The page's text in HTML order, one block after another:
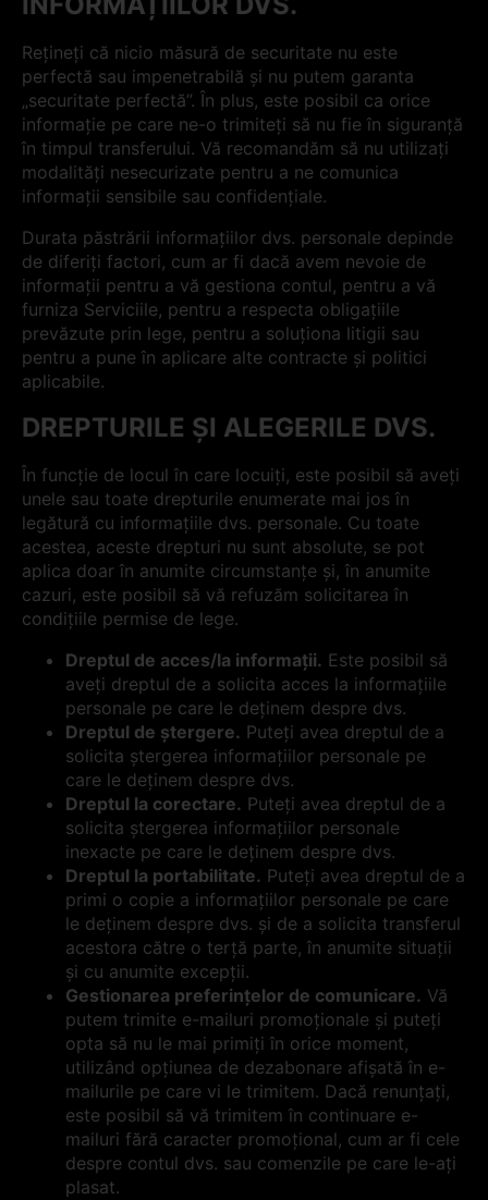
Rețineți că nicio măsură de securitate nu este
perfectă sau impenetrabilă și nu putem garanta
„securitate perfectă”. În plus, este posibil ca orice
informație pe care ne-o trimiteți să nu fie în siguranță
în timpul transferului. Vă recomandăm să nu utilizați
modalități nesecurizate pentru a ne comunica
informații sensibile sau confidențiale.
Durata păstrării informațiilor dvs. personale depinde
de diferiți factori, cum ar fi dacă avem nevoie de
informații pentru a vă gestiona contul, pentru a vă
furniza Serviciile, pentru a respecta obligațiile
prevăzute prin lege, pentru a soluționa litigii sau
pentru a pune în aplicare alte contracte și politici
aplicabile.
DREPTURILE ȘI ALEGERILE DVS.
În funcție de locul în care locuiți, este posibil să aveți
unele sau toate drepturile enumerate mai jos în
legătură cu informațiile dvs. personale. Cu toate
acestea, aceste drepturi nu sunt absolute, se pot
aplica doar în anumite circumstanțe și, în anumite
cazuri, este posibil să vă refuzăm solicitarea în
condițiile permise de lege.
Dreptul de acces/la informații. Este posibil să
aveți dreptul de a solicita acces la informațiile
personale pe care le deținem despre dvs.
Dreptul de ștergere. Puteți avea dreptul de a
solicita ștergerea informațiilor personale pe
care le deținem despre dvs.
Dreptul la corectare. Puteți avea dreptul de a
solicita ștergerea informațiilor personale
inexacte pe care le deținem despre dvs.
Dreptul la portabilitate. Puteți avea dreptul de a
primi o copie a informațiilor personale pe care
le deținem despre dvs. și de a solicita transferul
acestora către o terță parte, în anumite situații
și cu anumite excepții.
Gestionarea preferințelor de comunicare. Vă
putem trimite e-mailuri promoționale și puteți
opta să nu le mai primiți în orice moment,
utilizând opțiunea de dezabonare afișată în e-
mailurile pe care vi le trimitem. Dacă renunțați,
este posibil să vă trimitem în continuare e-
mailuri fără caracter promoțional, cum ar fi cele
despre contul dvs. sau comenzile pe care le-ați
plasat.